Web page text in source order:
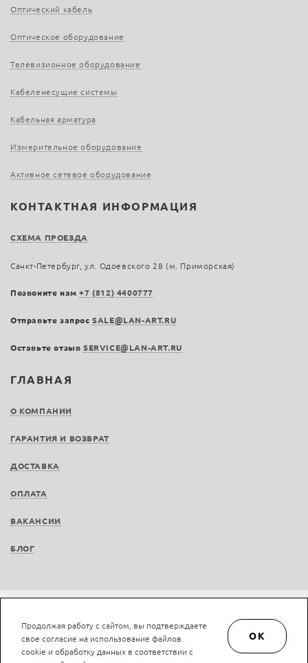
ГЛАВНАЯ
О КОМПАНИИ
ГАРАНТИЯ И ВОЗВРАТ
ДОСТАВКА
ОПЛАТА
ВАКАНСИИ
БЛОГ
Оптический кабель
Оптическое оборудование
Телевизионное оборудование
Кабеленесущие системы
Кабельная арматура
Измерительное оборудование
Активное сетевое оборудование
КОНТАКТНАЯ ИНФОРМАЦИЯ
СХЕМА ПРОЕЗДА
Санкт-Петербург, ул. Одоевского 28 (м. Приморская)
Позвоните нам+7 (812) 4400777
Отправьте запросSALE@LAN-ART.RU
Оставьте отзыв SERVICE@LAN-ART.RU
Не является публичной офертой © LAN-art.ru, 2013—2026. Все права защищены.
Политика конфиденциальности.
Положение об обработке и защите персональных
данных.
Продолжая работу с сайтом, вы подтверждаете
свое согласие на использование файлов
cookie и обработку данных в соответствии с
OK